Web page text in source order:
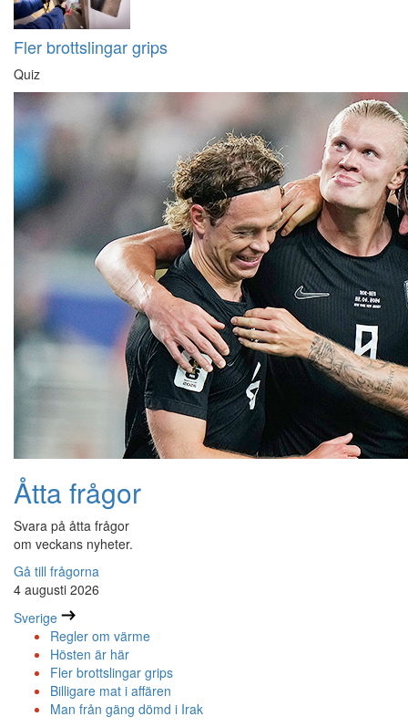
Fler brottslingar grips
Quiz
Åtta frågor
Svara på åtta frågor
om veckans nyheter.
Gå till frågorna
4 augusti 2026
Sverige
Regler om värme
Hösten är här
Fler brottslingar grips
Billigare mat i affären
Man från gäng dömd i Irak